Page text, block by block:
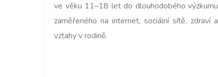
ve věku 11–18 let do dlouhodobého výzkumu
zaměřeného na internet, sociální sítě, zdraví a
vztahy v rodině.